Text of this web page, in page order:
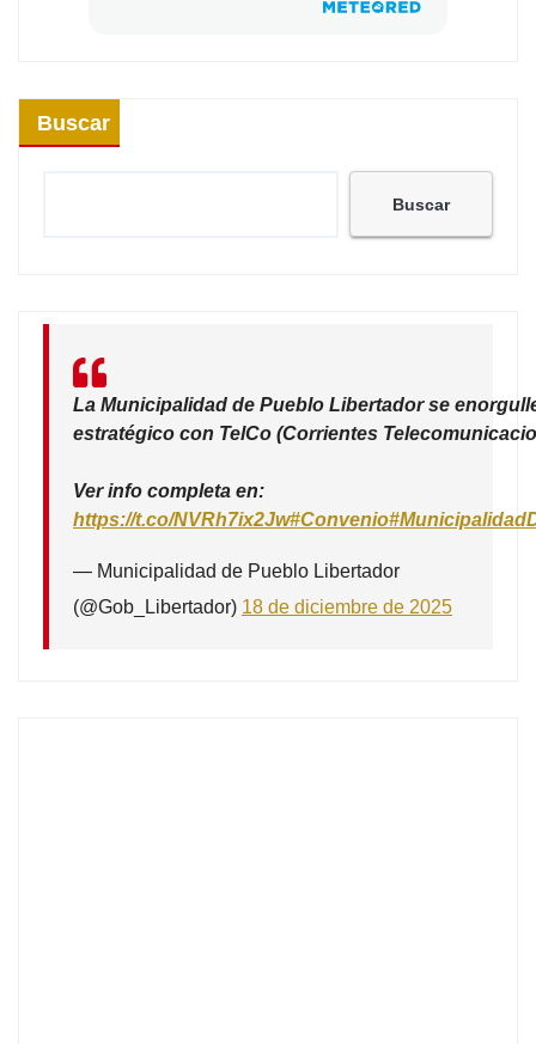
Buscar
Buscar
La Municipalidad de Pueblo Libertador se
estratégico con TelCo (Corrientes
Ver info completa en:
https://t.co/NVRh7ix2Jw#Convenio
— Municipalidad de Pueblo Libertador
(@Gob_Libertador) 18 de diciembre de 2025